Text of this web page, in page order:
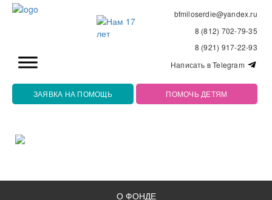
bfmiloserdie@yandex.ru
8 (812) 702-79-35
8 (921) 917-22-93
Написать в Telegram
ЗАЯВКА НА ПОМОЩЬ ПОМОЧЬ ДЕТЯМ
О ФОНДЕ